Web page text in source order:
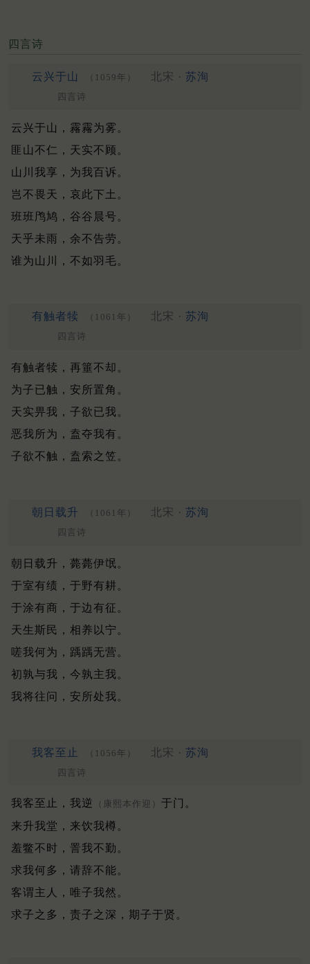
四言诗
云兴于山 （1059年） 北宋 · 苏洵
四言诗
云兴于山，霿霿为雾。
匪山不仁，天实不顾。
山川我享，为我百诉。
岂不畏天，哀此下土。
班班鸤鸠，谷谷晨号。
天乎未雨，余不告劳。
谁为山川，不如羽毛。
有触者犊 （1061年） 北宋 · 苏洵
四言诗
有触者犊，再箠不却。
为子已触，安所置角。
天实畀我，子欲已我。
恶我所为，盍夺我有。
子欲不触，盍索之笠。
朝日载升 （1061年） 北宋 · 苏洵
四言诗
朝日载升，薨薨伊氓。
于室有绩，于野有耕。
于涂有商，于边有征。
天生斯民，相养以宁。
嗟我何为，踽踽无营。
初孰与我，今孰主我。
我将往问，安所处我。
我客至止 （1056年） 北宋 · 苏洵
四言诗
我客至止，我逆 （康熙本作迎） 于门。
来升我堂，来饮我樽。
羞鳖不时，詈我不勤。
求我何多，请辞不能。
客谓主人，唯子我然。
求子之多，责子之深，期子于贤。